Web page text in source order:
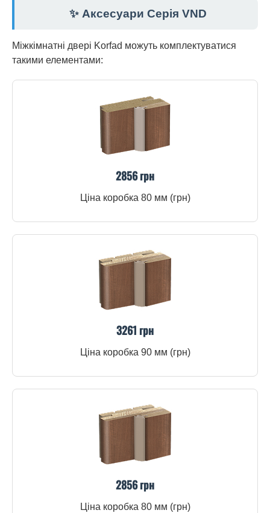
✨ Аксесуари Серія VND
Міжкімнатні двері Korfad можуть комплектуватися
такими елементами:
2856 грн
Ціна коробка 80 мм (грн)
3261 грн
Ціна коробка 90 мм (грн)
2856 грн
Ціна коробка 80 мм (грн)